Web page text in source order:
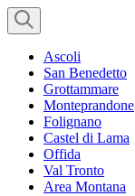
Ascoli
San Benedetto
Grottammare
Monteprandone
Folignano
Castel di Lama
Offida
Val Tronto
Area Montana